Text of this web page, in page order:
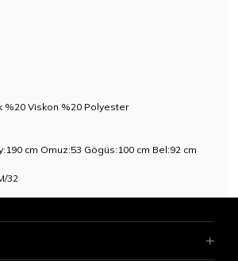
%20 Viskon %20 Polyester
cm Omuz:53 Gögüs:100 cm Bel:92 cm
32